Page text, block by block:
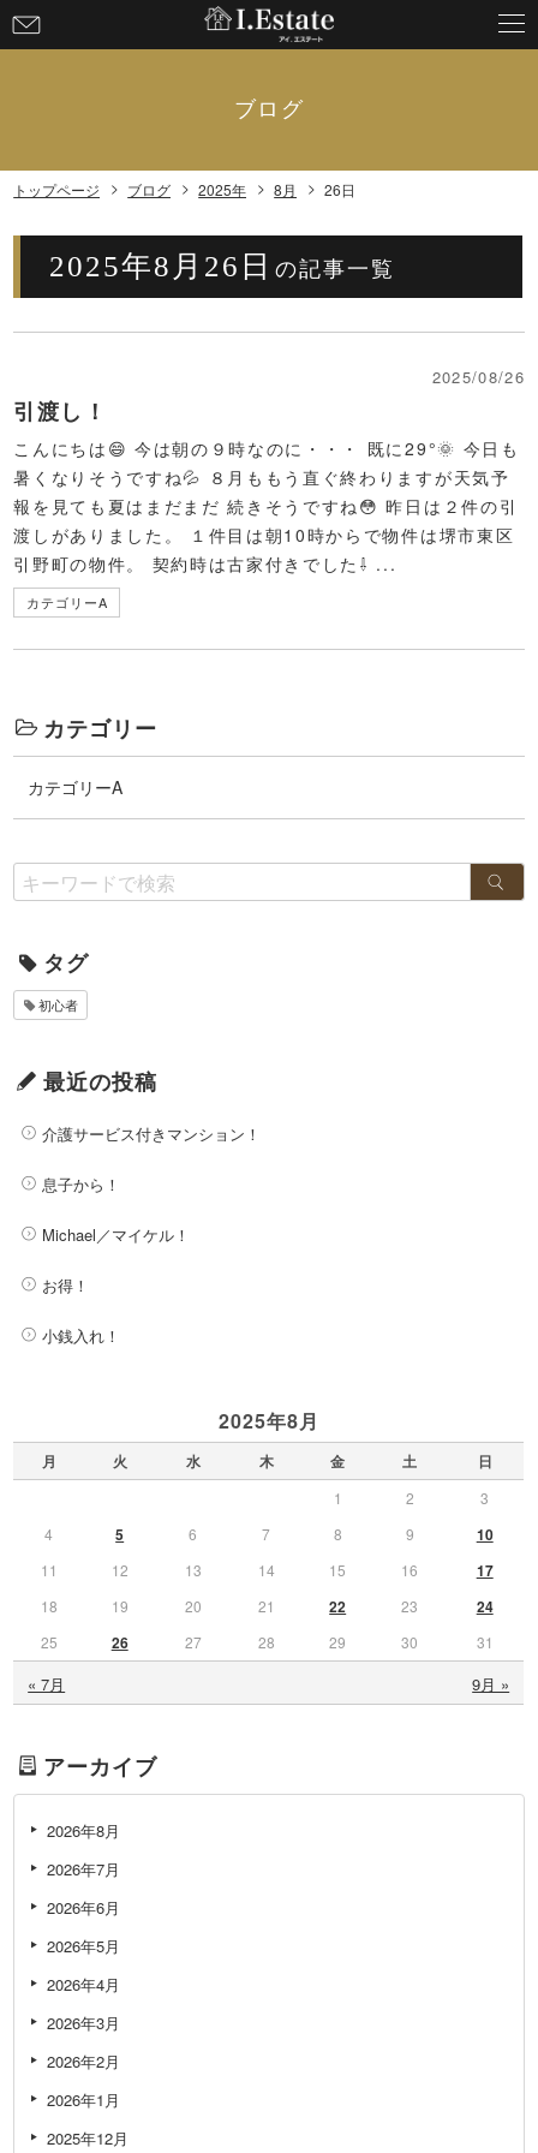
問
せ
ブログ
トップページ ブログ 2025年 8月 26日
2025年8月26日 の記事一覧
2025/08/26
引渡し！
こんにちは😄 今は朝の９時なのに・・・ 既に29°🌞 今日も
暑くなりそうですね💦 ８月ももう直ぐ終わりますが天気予
報を見ても夏はまだまだ 続きそうですね😳 昨日は２件の引
渡しがありました。 １件目は朝10時からで物件は堺市東区
引野町の物件。 契約時は古家付きでした⇩ ...
カテゴリーA
カテゴリー
カテゴリーA
タグ
初心者
最近の投稿
介護サービス付きマンション！
息子から！
Michael／マイケル！
お得！
小銭入れ！
2025年8月
月 火 水 木 金 土 日
« 7月 9月 »
1 2
3
4
5 6 7 8 9 10
11 12 13 14 15 16 17
18 19 20 21 22 23 24
25 26 27 28 29 30 31
アーカイブ
2026年8月
2026年7月
2026年6月
2026年5月
2026年4月
2026年3月
2026年2月
2026年1月
2025年12月